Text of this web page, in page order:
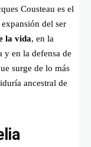
Cousteau es el
del ser
la vida, en la
y en la defensa de
surge de lo más
ancestral de